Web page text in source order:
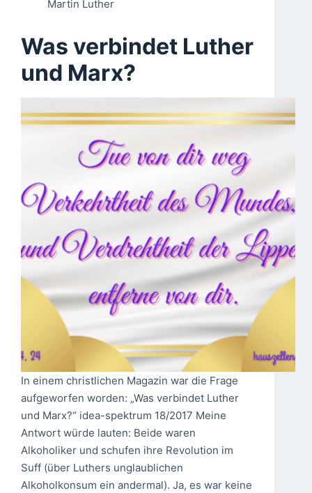
Martin Luther
Was verbindet Luther
und Marx?
In einem christlichen Magazin war die Frage
aufgeworfen worden: „Was verbindet Luther
und Marx?“ idea-spektrum 18/2017 Meine
Antwort würde lauten: Beide waren
Alkoholiker und schufen ihre Revolution im
Suff (über Luthers unglaublichen
Alkoholkonsum ein andermal). Ja, es war keine